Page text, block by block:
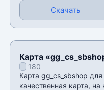
Скачать
Карта
180
Карта gg_cs_sbshop
качественная карта, на